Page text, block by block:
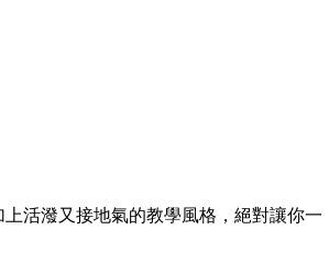
活潑又接地氣的教學風格，絕對讓你一